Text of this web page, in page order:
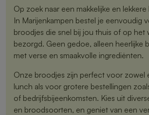
Op zoek naar een makkelijke en
In Marijenkampen bestel je eenvoudig
broodjes die snel bij jou thuis of op het
bezorgd. Geen gedoe, alleen heerlijke
met verse en smaakvolle ingrediënten.
Onze broodjes zijn perfect voor zowel
lunch als voor grotere bestellingen
of bedrijfsbijeenkomsten. Kies uit
en broodsoorten, en geniet van een